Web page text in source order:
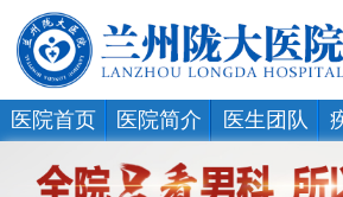
医院首页 医院简介 医生团队